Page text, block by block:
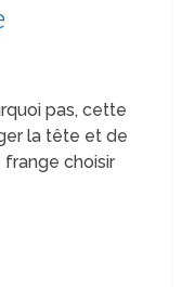
pas, cette
la tête et de
frange choisir